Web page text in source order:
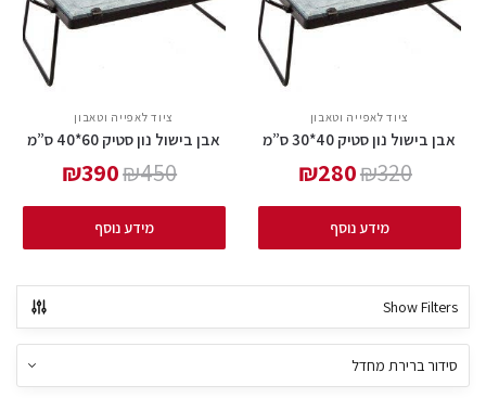
ציוד לאפייה וטאבון
אבן בישול נון סטיק 40*30 ס”מ
₪320
₪280
מידע נוסף
ציוד לאפייה וטאבון
אבן בישול נון סטיק 60*40 ס”מ
₪450
₪390
מידע נוסף
Show Filters